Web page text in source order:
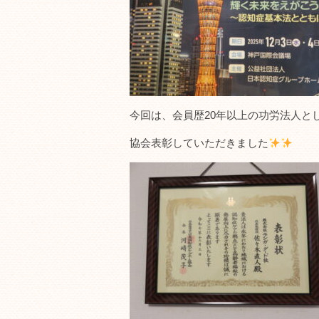
今回は、会員歴20年以上の功労法人と
協会表彰していただきました